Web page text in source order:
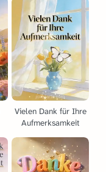
Vielen Dank für Ihre
Aufmerksamkeit